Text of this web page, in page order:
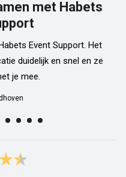
met Habets
Event Support. Het
duidelijk en snel en ze
je mee.